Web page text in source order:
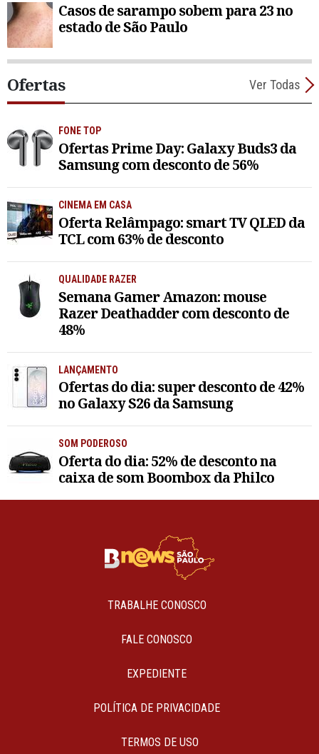
Casos de sarampo sobem para 23 no
estado de São Paulo
Ofertas Ver Todas
FONE TOP
Ofertas Prime Day: Galaxy Buds3 da
Samsung com desconto de 56%
CINEMA EM CASA
Oferta Relâmpago: smart TV QLED da
TCL com 63% de desconto
QUALIDADE RAZER
Semana Gamer Amazon: mouse
Razer Deathadder com desconto de
48%
LANÇAMENTO
Ofertas do dia: super desconto de 42%
no Galaxy S26 da Samsung
SOM PODEROSO
Oferta do dia: 52% de desconto na
caixa de som Boombox da Philco
TRABALHE CONOSCO
FALE CONOSCO
EXPEDIENTE
POLÍTICA DE PRIVACIDADE
TERMOS DE USO